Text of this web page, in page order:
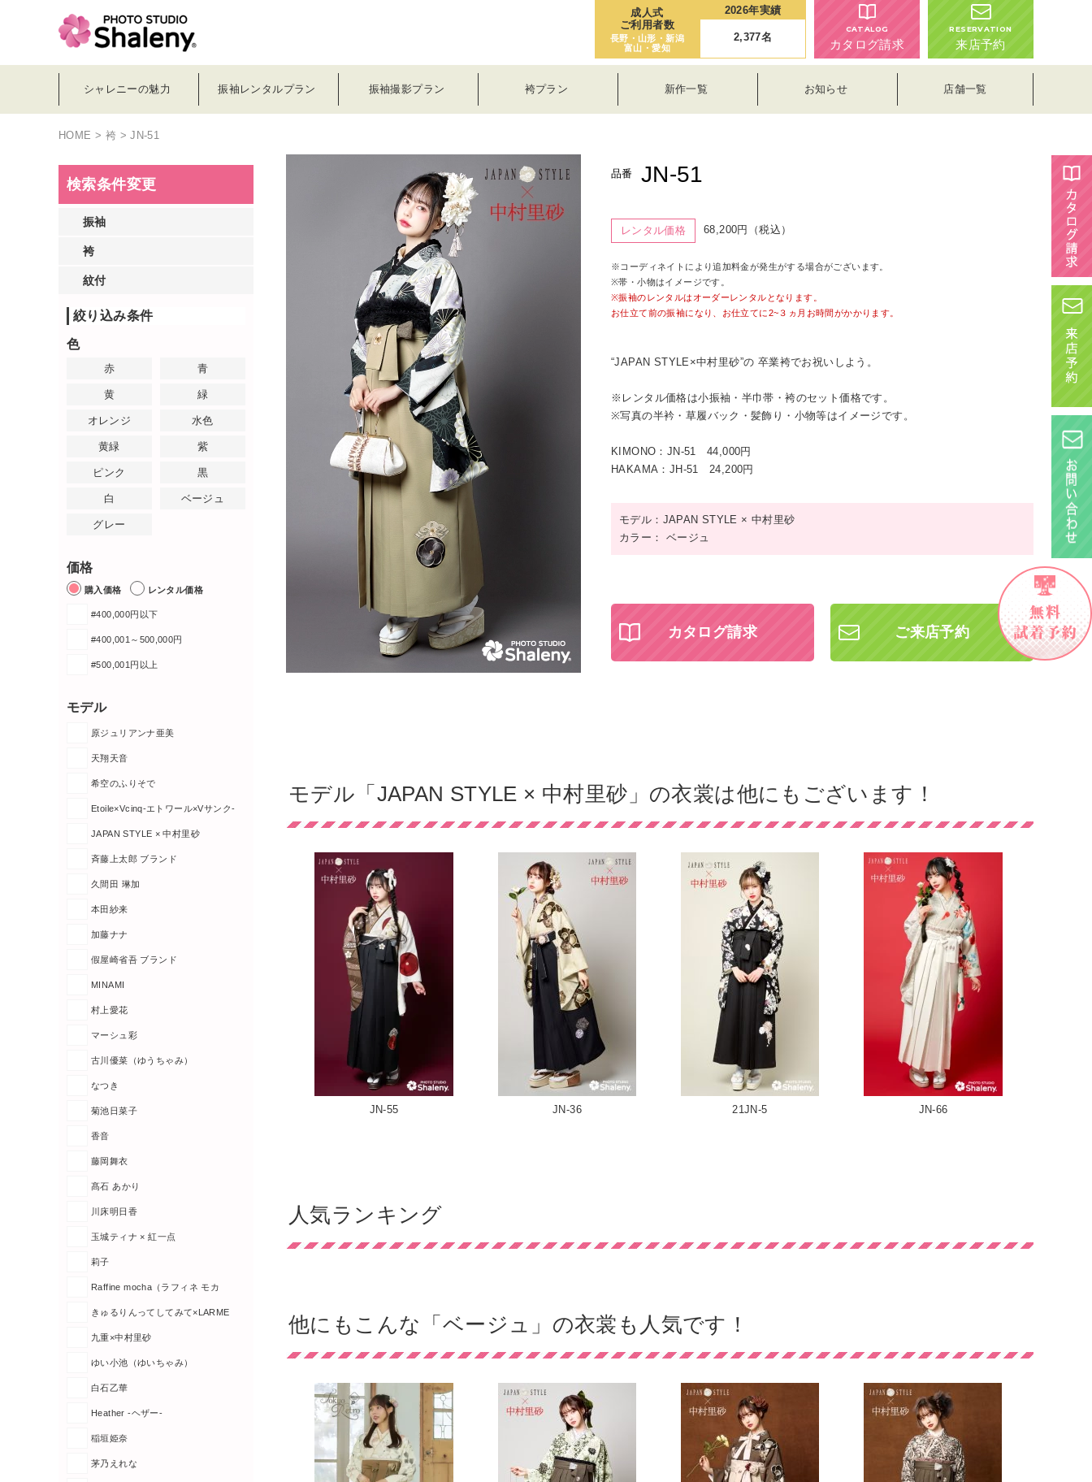
成人式
ご利用者数
長野・山形・新潟
富山・愛知
2026年実績
2,377名
CATALOG
カタログ請求
RESERVATION
来店予約
シャレニーの魅力 振袖レンタルプラン 振袖撮影プラン 袴プラン 新作一覧 お知らせ 店舗一覧
HOME > 袴 > JN-51
品番 JN-51
レンタル価格 68,200円（税込）
※コーディネイトにより追加料金が発生がする場合がございます。
※帯・小物はイメージです。
※振袖のレンタルはオーダーレンタルとなります。
お仕立て前の振袖になり、お仕立てに2~３ヵ月お時間がかかります。
“JAPAN STYLE×中村里砂”の 卒業袴でお祝いしよう。
※レンタル価格は小振袖・半巾帯・袴のセット価格です。
※写真の半衿・草履バック・髪飾り・小物等はイメージです。
KIMONO：JN-51 44,000円
HAKAMA：JH-51 24,200円
モデル：JAPAN STYLE × 中村里砂
カラー： ベージュ
カタログ請求 ご来店予約
モデル「JAPAN STYLE × 中村里砂」の衣裳は他にもございます！
JN-55 JN-36 21JN-5 JN-66
人気ランキング
他にもこんな「ベージュ」の衣裳も人気です！
検索条件変更
振袖
袴
紋付
絞り込み条件
色
赤 青
黄 緑
オレンジ 水色
黄緑 紫
ピンク 黒
白 ベージュ
グレー
価格
購入価格 レンタル価格
#400,000円以下
#400,001～500,000円
#500,001円以上
モデル
原ジュリアンナ亜美
天翔天音
希空のふりそで
Etoile×Vcinq-エトワール×Vサンク-
JAPAN STYLE × 中村里砂
斉藤上太郎 ブランド
久間田 琳加
本田紗来
加藤ナナ
假屋崎省吾 ブランド
MINAMI
村上愛花
マーシュ彩
古川優菜（ゆうちゃみ）
なつき
菊池日菜子
香音
藤岡舞衣
髙石 あかり
川床明日香
玉城ティナ × 紅一点
莉子
Raffine mocha（ラフィネ モカ
きゅるりんってしてみて×LARME
九重×中村里砂
ゆい小池（ゆいちゃみ）
白石乙華
Heather -ヘザー-
稲垣姫奈
茅乃えれな